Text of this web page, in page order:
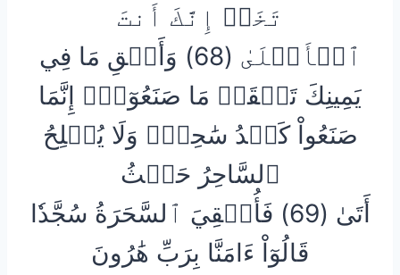
تَخَفۡ إِنَّكَ أَنتَ
ٱلۡأَعۡلَىٰ (68) وَأَلۡقِ مَا فِي
يَمِينِكَ تَلۡقَفۡ مَا صَنَعُوٓاْۖ إِنَّمَا
صَنَعُواْ كَيۡدُ سَٰحِرٖۖ وَلَا يُفۡلِحُ
ٱلسَّاحِرُ حَيۡثُ
أَتَىٰ (69) فَأُلۡقِيَ ٱلسَّحَرَةُ سُجَّدٗا
قَالُوٓاْ ءَامَنَّا بِرَبِّ هَٰرُونَ